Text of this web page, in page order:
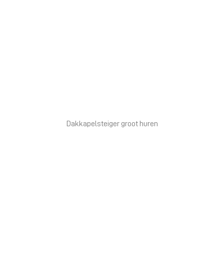
Dakkapelsteiger groot huren